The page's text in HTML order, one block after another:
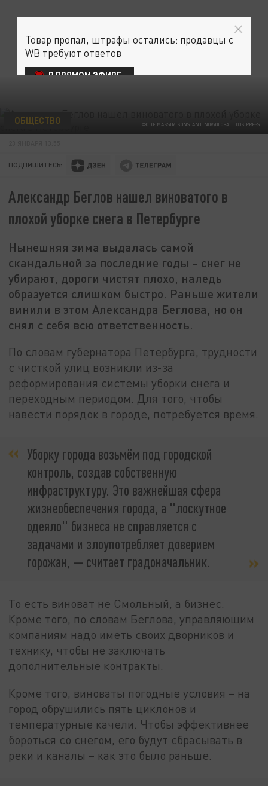
ФОТО: MAKSIM KONSTANTINOV/GLOBAL LOOK PRESS
ОБЩЕСТВО
ПОДПИШИТЕСЬ:
Александр Беглов нашел виноватого в
плохой уборке снега в Петербурге
Нынешняя зима выдалась самой
скандальной за последние годы – снег не
убирают, дороги чистят плохо, наледь
образуется слишком быстро. Раньше жители
винили в этом Александра Беглова, но он
снял с себя всю ответственность.
По словам губернатора Петербурга, трудности
с чисткой улиц возникли из-за
реформирования системы уборки снега и
переходным периодом. Для того, чтобы
навести порядок в городе, потребуется время.
Уборку города возьмём под городской
контроль, создав собственную
инфраструктуру. Это важнейшая сфера
жизнеобеспечения города, а "лоскутное
одеяло" бизнеса не справляется с
задачами и злоупотребляет доверием
горожан, — считает градоначальник.
То есть виноват не Смольный, а бизнес.
Кроме того, по словам Беглова, управляющим
компаниям надо иметь своих дворников и
технику, чтобы не заключать
дополнительные контракты.
Кроме того, виноваты погодные условия – на
город обрушились пять циклонов и
температурные качели. Чтобы эффективнее
бороться со снегом, его будут сбрасывать в
реки и каналы – как это было раньше.
Товар пропал, штрафы остались: продавцы с
WB требуют ответов
В ПРЯМОМ ЭФИРЕ: